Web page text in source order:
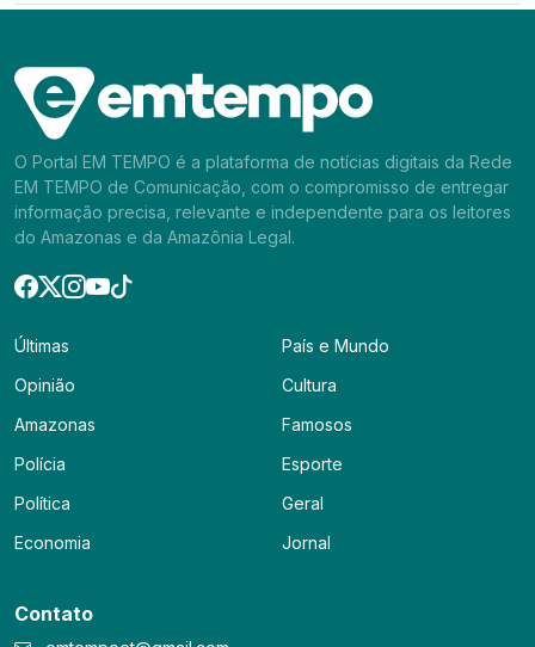
O Portal EM TEMPO é a plataforma de notícias digitais da Rede
EM TEMPO de Comunicação, com o compromisso de entregar
informação precisa, relevante e independente para os leitores
do Amazonas e da Amazônia Legal.
Últimas
Opinião
Amazonas
Polícia
Política
Economia
País e Mundo
Cultura
Famosos
Esporte
Geral
Jornal
Contato